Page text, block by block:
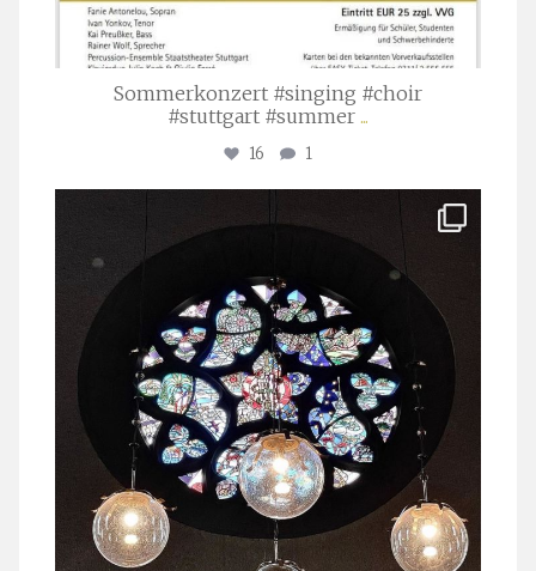
Sommerkonzert #singing #choir
#stuttgart #summer ...
16 1
Apr. 1